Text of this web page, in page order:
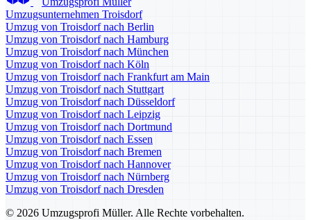
Umzugsunternehmen Troisdorf
Umzug von Troisdorf nach Berlin
Umzug von Troisdorf nach Hamburg
Umzug von Troisdorf nach München
Umzug von Troisdorf nach Köln
Umzug von Troisdorf nach Frankfurt am Main
Umzug von Troisdorf nach Stuttgart
Umzug von Troisdorf nach Düsseldorf
Umzug von Troisdorf nach Leipzig
Umzug von Troisdorf nach Dortmund
Umzug von Troisdorf nach Essen
Umzug von Troisdorf nach Bremen
Umzug von Troisdorf nach Hannover
Umzug von Troisdorf nach Nürnberg
Umzug von Troisdorf nach Dresden
© 2026 Umzugsprofi Müller. Alle Rechte vorbehalten.